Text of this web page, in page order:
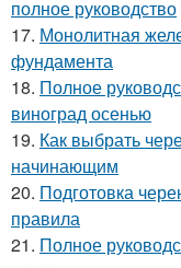
полное руководство
17. Монолитная
фундамента
18. Полное
виноград осенью
19. Как выбрать
начинающим
20. Подготовка
правила
21. Полное